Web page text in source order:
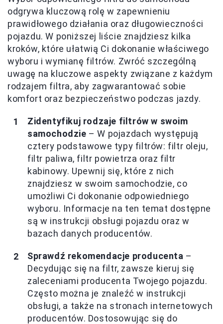
odgrywa kluczową rolę w zapewnieniu
prawidłowego działania oraz długowieczności
pojazdu. W poniższej liście znajdziesz kilka
kroków, które ułatwią Ci dokonanie właściwego
wyboru i wymianę filtrów. Zwróć szczególną
uwagę na kluczowe aspekty związane z każdym
rodzajem filtra, aby zagwarantować sobie
komfort oraz bezpieczeństwo podczas jazdy.
Zidentyfikuj rodzaje filtrów w swoim
samochodzie – W pojazdach występują
cztery podstawowe typy filtrów: filtr oleju,
filtr paliwa, filtr powietrza oraz filtr
kabinowy. Upewnij się, które z nich
znajdziesz w swoim samochodzie, co
umożliwi Ci dokonanie odpowiedniego
wyboru. Informacje na ten temat dostępne
są w instrukcji obsługi pojazdu oraz w
bazach danych producentów.
Sprawdź rekomendacje producenta –
Decydując się na filtr, zawsze kieruj się
zaleceniami producenta Twojego pojazdu.
Często można je znaleźć w instrukcji
obsługi, a także na stronach internetowych
producentów. Dostosowując się do